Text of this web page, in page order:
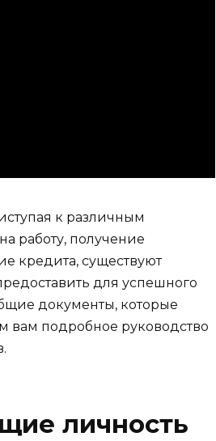
к различным
работу, получение
кредита, существуют
для успешного
документы, которые
вам подробное руководство
личность